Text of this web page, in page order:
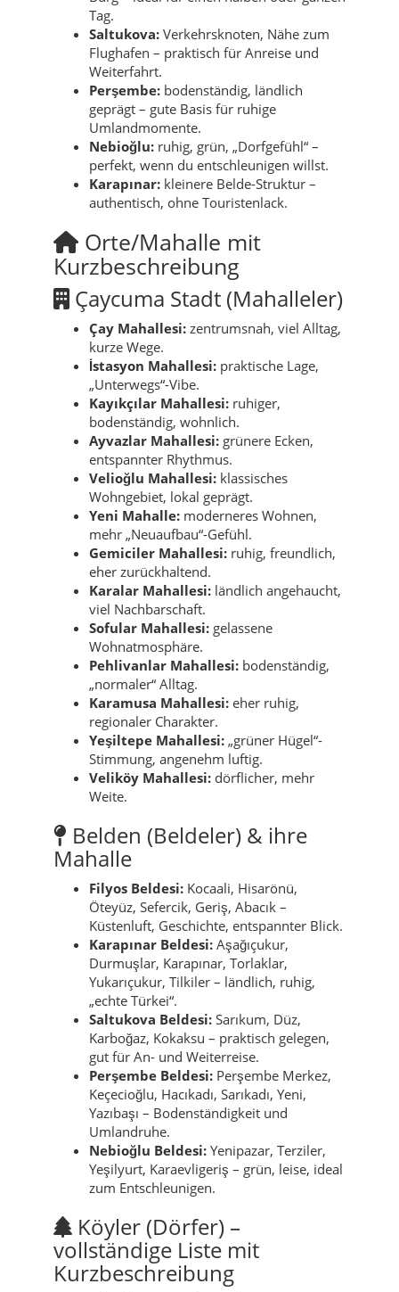
Tag.
Saltukova: Verkehrsknoten, Nähe zum
Flughafen – praktisch für Anreise und
Weiterfahrt.
Perşembe: bodenständig, ländlich
geprägt – gute Basis für ruhige
Umlandmomente.
Nebioğlu: ruhig, grün, „Dorfgefühl“ –
perfekt, wenn du entschleunigen willst.
Karapınar: kleinere Belde-Struktur –
authentisch, ohne Touristenlack.
Orte/Mahalle mit
Kurzbeschreibung
Çaycuma Stadt (Mahalleler)
Çay Mahallesi: zentrumsnah, viel Alltag,
kurze Wege.
İstasyon Mahallesi: praktische Lage,
„Unterwegs“-Vibe.
Kayıkçılar Mahallesi: ruhiger,
bodenständig, wohnlich.
Ayvazlar Mahallesi: grünere Ecken,
entspannter Rhythmus.
Velioğlu Mahallesi: klassisches
Wohngebiet, lokal geprägt.
Yeni Mahalle: moderneres Wohnen,
mehr „Neuaufbau“-Gefühl.
Gemiciler Mahallesi: ruhig, freundlich,
eher zurückhaltend.
Karalar Mahallesi: ländlich angehaucht,
viel Nachbarschaft.
Sofular Mahallesi: gelassene
Wohnatmosphäre.
Pehlivanlar Mahallesi: bodenständig,
„normaler“ Alltag.
Karamusa Mahallesi: eher ruhig,
regionaler Charakter.
Yeşiltepe Mahallesi: „grüner Hügel“-
Stimmung, angenehm luftig.
Veliköy Mahallesi: dörflicher, mehr
Weite.
Belden (Beldeler) & ihre
Mahalle
Filyos Beldesi: Kocaali, Hisarönü,
Öteyüz, Sefercik, Geriş, Abacık –
Küstenluft, Geschichte, entspannter Blick.
Karapınar Beldesi: Aşağıçukur,
Durmuşlar, Karapınar, Torlaklar,
Yukarıçukur, Tilkiler – ländlich, ruhig,
„echte Türkei“.
Saltukova Beldesi: Sarıkum, Düz,
Karboğaz, Kokaksu – praktisch gelegen,
gut für An- und Weiterreise.
Perşembe Beldesi: Perşembe Merkez,
Keçecioğlu, Hacıkadı, Sarıkadı, Yeni,
Yazıbaşı – Bodenständigkeit und
Umlandruhe.
Nebioğlu Beldesi: Yenipazar, Terziler,
Yeşilyurt, Karaevligeriş – grün, leise, ideal
zum Entschleunigen.
Köyler (Dörfer) –
vollständige Liste mit
Kurzbeschreibung